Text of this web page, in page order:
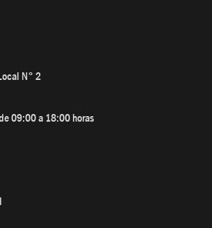
N° 2
09:00 a 18:00 horas